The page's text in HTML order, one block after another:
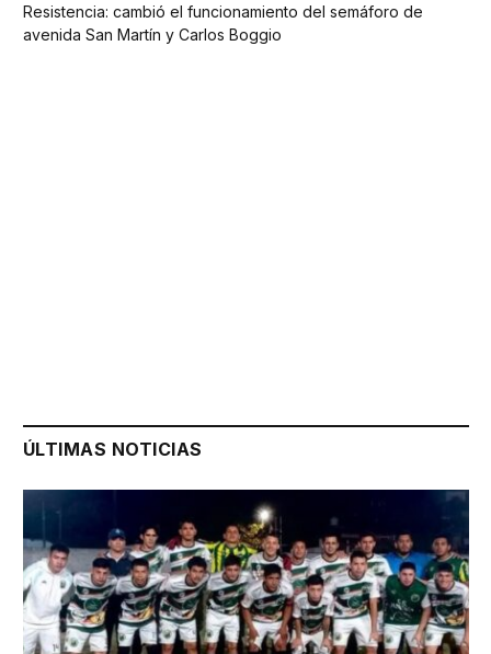
Resistencia: cambió el funcionamiento del semáforo de
avenida San Martín y Carlos Boggio
ÚLTIMAS NOTICIAS